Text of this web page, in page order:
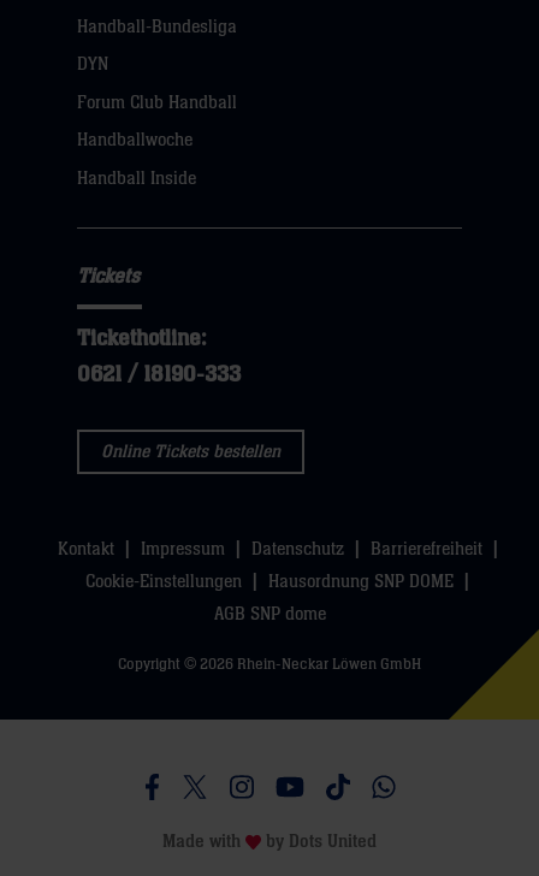
Navigation
öffnen,
dann
klicken
Handball-Bundesliga
DYN
Forum Club Handball
Handballwoche
Handball Inside
Tickets
Tickethotline:
0621 / 18190-333
Online Tickets bestellen
Kontakt Impressum Datenschutz
Barrierefreiheit
Cookie-Einstellungen
Hausordnung SNP DOME
AGB SNP dome
Copyright © 2026 Rhein-Neckar Löwen GmbH
Besucht uns auf Facebook
Besucht uns auf Twitter
Besucht uns auf Instagram
Besucht uns auf Youtube
Besucht uns auf
Besucht uns auf
Made with by Dots United